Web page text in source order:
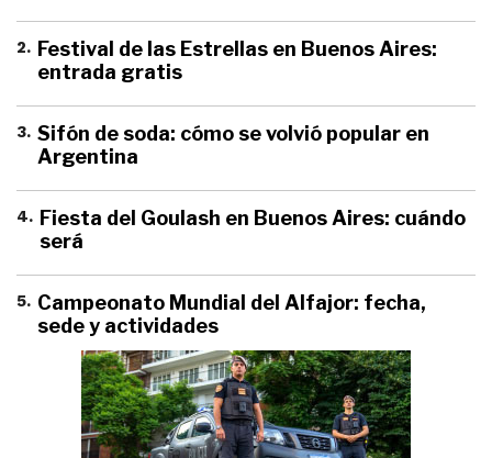
2. Festival de las Estrellas en Buenos Aires:
entrada gratis
3. Sifón de soda: cómo se volvió popular en
Argentina
4. Fiesta del Goulash en Buenos Aires: cuándo
será
5. Campeonato Mundial del Alfajor: fecha,
sede y actividades